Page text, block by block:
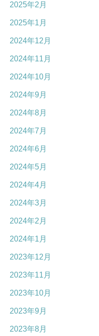
2025年2月
2025年1月
2024年12月
2024年11月
2024年10月
2024年9月
2024年8月
2024年7月
2024年6月
2024年5月
2024年4月
2024年3月
2024年2月
2024年1月
2023年12月
2023年11月
2023年10月
2023年9月
2023年8月